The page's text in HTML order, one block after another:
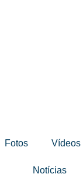
Fotos Vídeos
Notícias